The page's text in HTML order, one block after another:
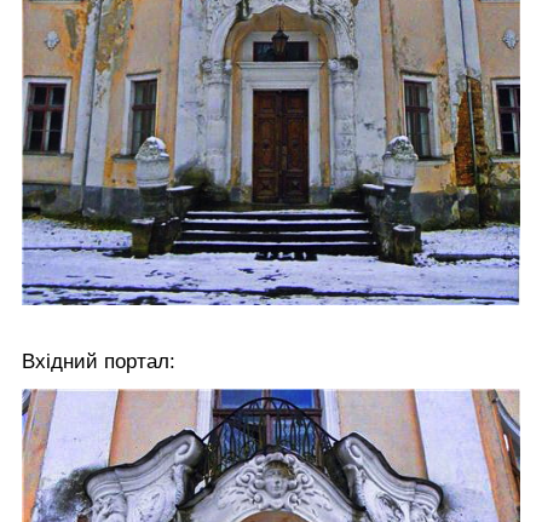
Вхідний портал: